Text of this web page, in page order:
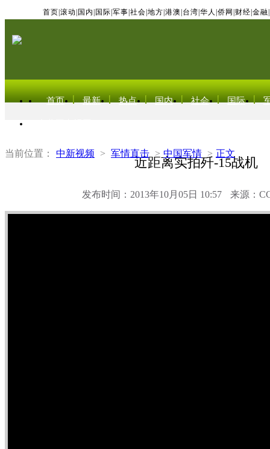
首页 滚动 国内 国际 军事 社会 地方 港澳 台湾 华人 侨网 财经 金融
首页 最新 热点 国内 社会 国际
当前位置： 中新视频 > 军情直击 > 中国军情 > 正文
近距离实拍歼-15战机
发布时间：2013年10月05日 10:57 来源：